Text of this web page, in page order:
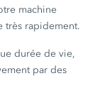
machine
très rapidement.
durée de vie,
par des